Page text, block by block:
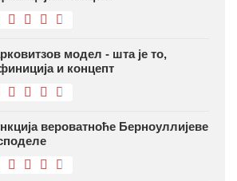
модел - шта је то,
и концепт
вероватноће Берноуллијеве